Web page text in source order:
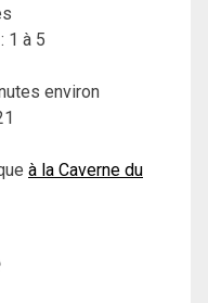
1 à 5
environ
à la Caverne du